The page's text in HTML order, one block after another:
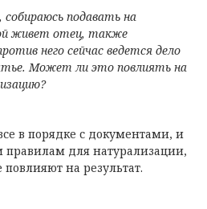
подавать на
живет отец, также
него сейчас ведется дело
Может ли это повлиять на
в порядке с документами, и
правилам для натурализации,
на результат.